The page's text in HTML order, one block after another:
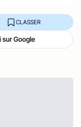
CLASSER
Google